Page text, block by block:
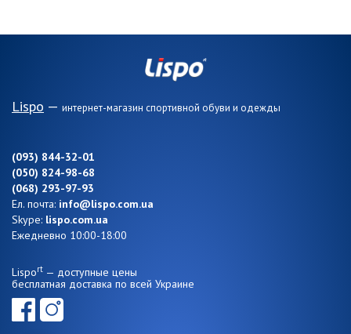
Lispo — интернет-магазин спортивной обуви и одежды
(093) 844-32-01
(050) 824-98-68
(068) 293-97-93
Ел. почта: info@lispo.com.ua
Skype: lispo.com.ua
Ежедневно 10:00-18:00
Lisport — доступные цены
бесплатная доставка по всей Украине